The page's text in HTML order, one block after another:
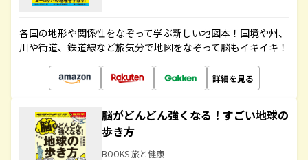
各国の地形や関係性をなぞって学ぶ新しい地図本！国境や州、
川や街道、鉄道線など旅気分で地図をなぞって脳もイキイキ！
詳細を見る
脳がどんどん強くなる！すごい地球の
歩き方
BOOKS 旅と健康